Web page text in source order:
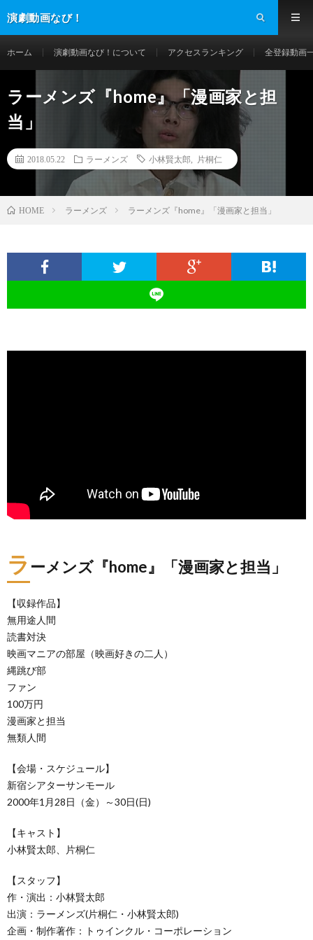
演劇動画なび！
ホーム 演劇動画なび！について アクセスランキング 全登録動画
ラーメンズ『home』「漫画家と担
当」
2018.05.22 ラーメンズ 小林賢太郎 片桐仁
HOME ラーメンズ ラーメンズ『home』「漫画家と担当」
ラ ーメンズ『home』「漫画家と担当」
【収録作品】
無用途人間
読書対決
映画マニアの部屋（映画好きの二人）
縄跳び部
ファン
100万円
漫画家と担当
無類人間
【会場・スケジュール】
新宿シアターサンモール
2000年1月28日（金）～30日(日)
【キャスト】
小林賢太郎、片桐仁
【スタッフ】
作・演出：小林賢太郎
出演：ラーメンズ(片桐仁・小林賢太郎)
企画・制作著作：トゥインクル・コーポレーション